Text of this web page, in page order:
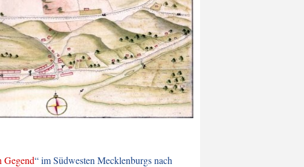
Gegend“ im Südwesten Mecklenburgs nach